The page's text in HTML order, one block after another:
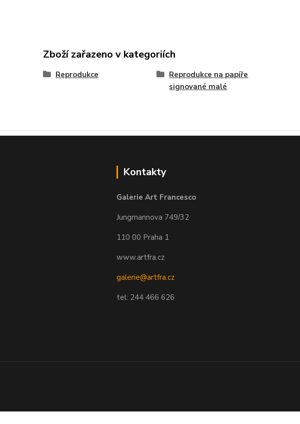
Zboží zařazeno v kategoriích
Reprodukce
Reprodukce na papíře
signované malé
Kontakty
Galerie Art Francesco
Jungmannova 749/32
110 00 Praha 1
www.artfra.cz
galerie@artfra.cz
tel: 244 466 626